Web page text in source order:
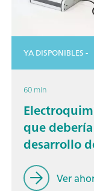
YA DISPONIBLES -
60 min
que
desarrollo
Ver